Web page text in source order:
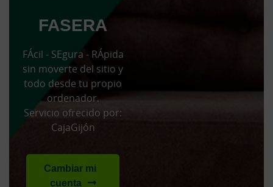
FASERA
FÁcil - SEgura - RÁpida
sin moverte del sitio y
todo desde tu propio
ordenador.
Servicio ofrecido por:
CajaGijón
Cambiar mi
cuenta